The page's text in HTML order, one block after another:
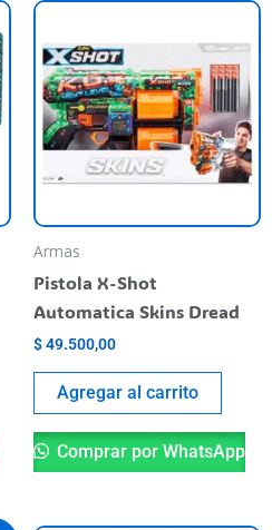
Armas
Pistola X-Shot
Automatica Skins Dread
$49.500,00
Agregar al carrito
Comprar por WhatsApp